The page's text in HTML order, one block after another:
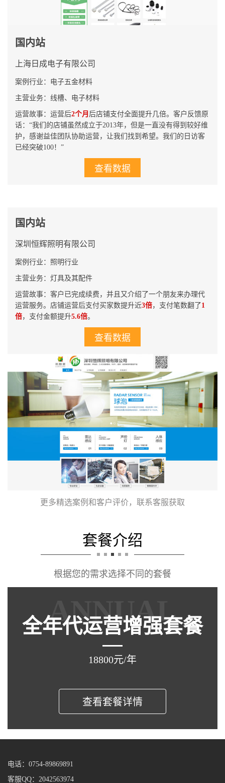
国内站
上海日成电子有限公司
案例行业：电子五金材料
主营业务：线槽、电子材料
运营故事：运营后2个月 后店铺支付全面提升几倍。客户反馈原
话：“我们的店铺虽然成立于2013年，但是一直没有得到较好维
护，感谢益佳团队协助运营，让我们找到希望。我们的日访客
已经突破100！”
查看数据
国内站
深圳恒辉照明有限公司
案例行业：照明行业
主营业务：灯具及其配件
运营故事：客户已完成续费，并且又介绍了一个朋友来办理代
运营服务。店铺运营后支付买家数提升近3倍，支付笔数翻了1
倍，支付金额提升5.6倍。
查看数据
更多精选案例和客户评价，联系客服获取
套餐介绍
根据您的需求选择不同的套餐
ANNUAL
全年代运营增强套餐
18800元/年
查看套餐详情
电话：0754-89869891
客服QQ：2042563974